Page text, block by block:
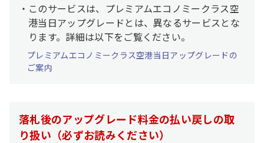
このサービスは、プレミアムエコノミークラス空
港当日アップグレードとは、異なるサービスとな
ります。詳細は以下をご覧ください。
プレミアムエコノミークラス空港当日アップグレードの
ご案内
落札後のアップグレード料金の払い戻しの取
り扱い（必ずお読みください）